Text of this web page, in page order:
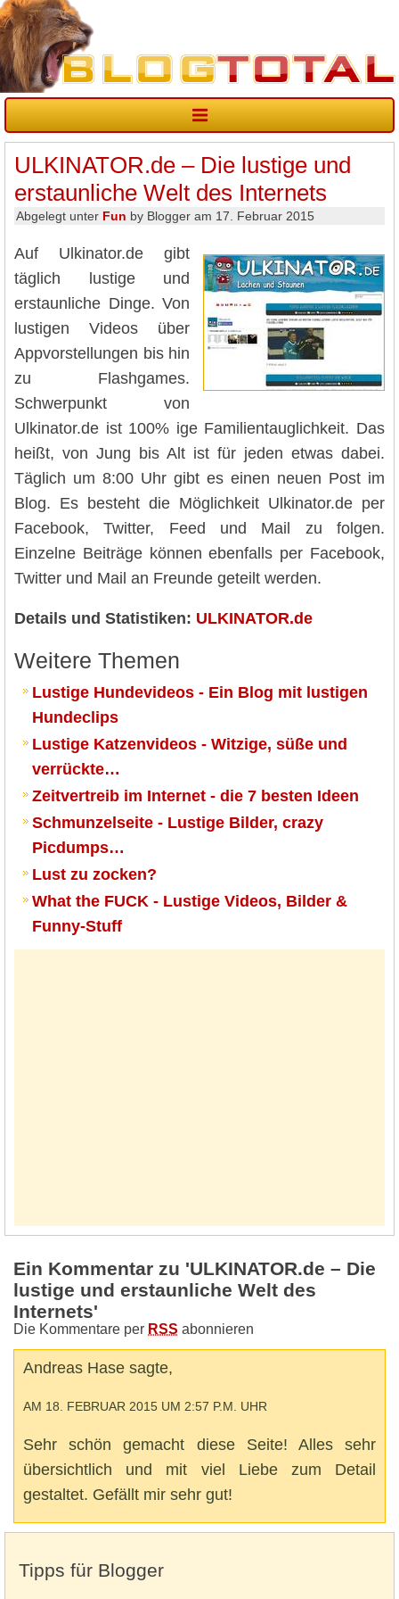
ULKINATOR.de – Die lustige und
erstaunliche Welt des Internets
Abgelegt unter Fun by Blogger am 17. Februar 2015
Auf Ulkinator.de gibt
täglich lustige und
erstaunliche Dinge. Von
lustigen Videos über
Appvorstellungen bis hin
zu Flashgames.
Schwerpunkt von
Ulkinator.de ist 100% ige Familientauglichkeit. Das
heißt, von Jung bis Alt ist für jeden etwas dabei.
Täglich um 8:00 Uhr gibt es einen neuen Post im
Blog. Es besteht die Möglichkeit Ulkinator.de per
Facebook, Twitter, Feed und Mail zu folgen.
Einzelne Beiträge können ebenfalls per Facebook,
Twitter und Mail an Freunde geteilt werden.
Details und Statistiken: ULKINATOR.de
Weitere Themen
Lustige Hundevideos - Ein Blog mit lustigen
Hundeclips
Lustige Katzenvideos - Witzige, süße und
verrückte…
Zeitvertreib im Internet - die 7 besten Ideen
Schmunzelseite - Lustige Bilder, crazy
Picdumps…
Lust zu zocken?
What the FUCK - Lustige Videos, Bilder &
Funny-Stuff
Ein Kommentar zu 'ULKINATOR.de – Die
lustige und erstaunliche Welt des
Internets'
Die Kommentare per RSS abonnieren
Andreas Hase sagte,
AM 18. FEBRUAR 2015 UM 2:57 P.M. UHR
Sehr schön gemacht diese Seite! Alles sehr
übersichtlich und mit viel Liebe zum Detail
gestaltet. Gefällt mir sehr gut!
Tipps für Blogger